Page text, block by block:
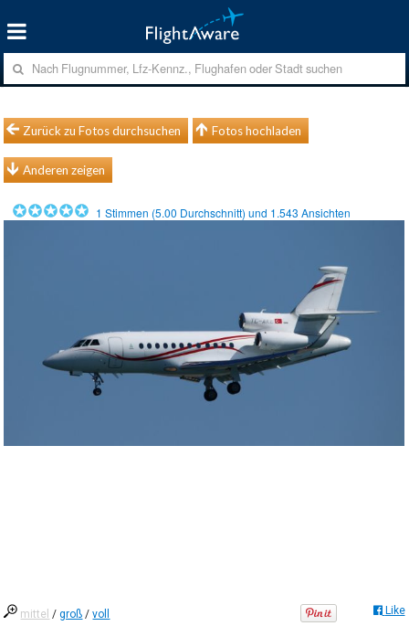
Zurück zu Fotos durchsuchen Fotos hochladen
Anderen zeigen
1 Stimmen (5.00 Durchschnitt) und 1.543 Ansichten
mittel /groß /voll Like